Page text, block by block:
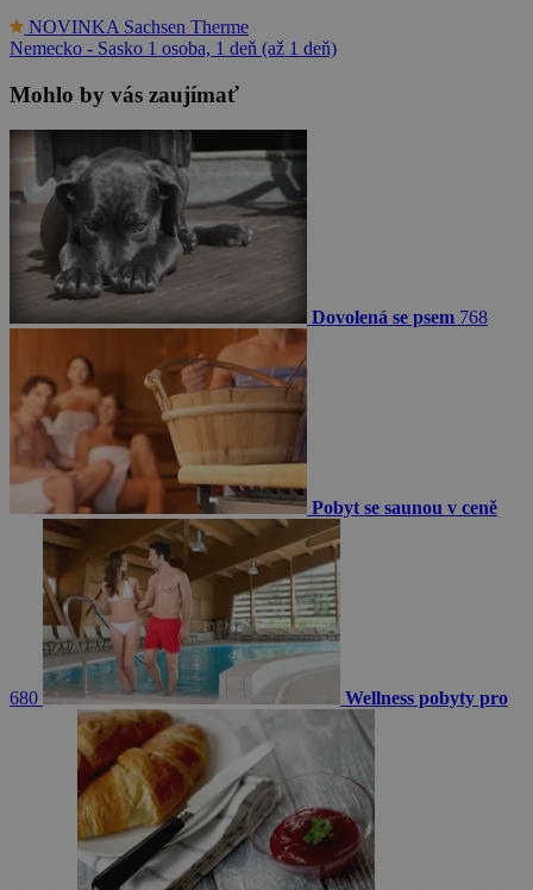
NOVINKA Sachsen Therme
Nemecko - Sasko 1 osoba, 1 deň (až 1 deň)
Mohlo by vás zaujímať
Dovolená se psem 768
Pobyt se saunou v ceně
680 Wellness pobyty pro